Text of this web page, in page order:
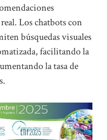
Los chatbots con
búsquedas visuales
facilitando la
la tasa de